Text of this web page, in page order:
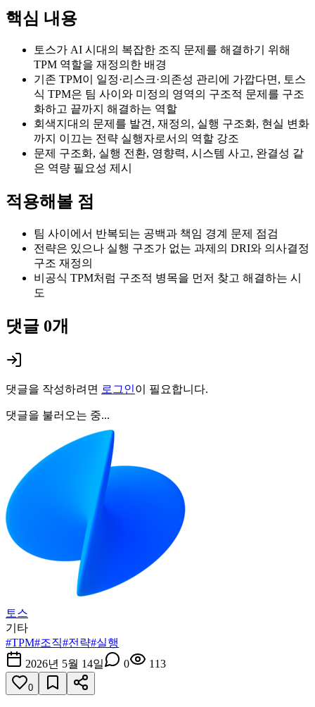
핵심 내용
토스가 AI 시대의 복잡한 조직 문제를 해결하기 위해
TPM 역할을 재정의한 배경
기존 TPM이 일정·리스크·의존성 관리에 가깝다면, 토스
식 TPM은 팀 사이와 미정의 영역의 구조적 문제를 구조
화하고 끝까지 해결하는 역할
회색지대의 문제를 발견, 재정의, 실행 구조화, 현실 변화
까지 이끄는 전략 실행자로서의 역할 강조
문제 구조화, 실행 전환, 영향력, 시스템 사고, 완결성 같
은 역량 필요성 제시
적용해볼 점
팀 사이에서 반복되는 공백과 책임 경계 문제 점검
전략은 있으나 실행 구조가 없는 과제의 DRI와 의사결정
구조 재정의
비공식 TPM처럼 구조적 병목을 먼저 찾고 해결하는 시
도
댓글 0개
댓글을 작성하려면 로그인이 필요합니다.
댓글을 불러오는 중...
토스
기타
#TPM#조직#전략#실행
2026년 5월 14일
0 113
0